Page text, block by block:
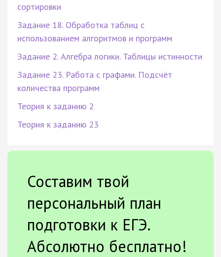
сортировки
Задание 18. Обработка таблиц с
использованием алгоритмов и программ
Задание 2. Алгебра логики. Таблицы истинности
Задание 23. Работа с графами. Подсчёт
количества программ
Теория к заданию 2
Теория к заданию 23
Составим твой
персональный план
подготовки к ЕГЭ.
Абсолютно бесплатно!